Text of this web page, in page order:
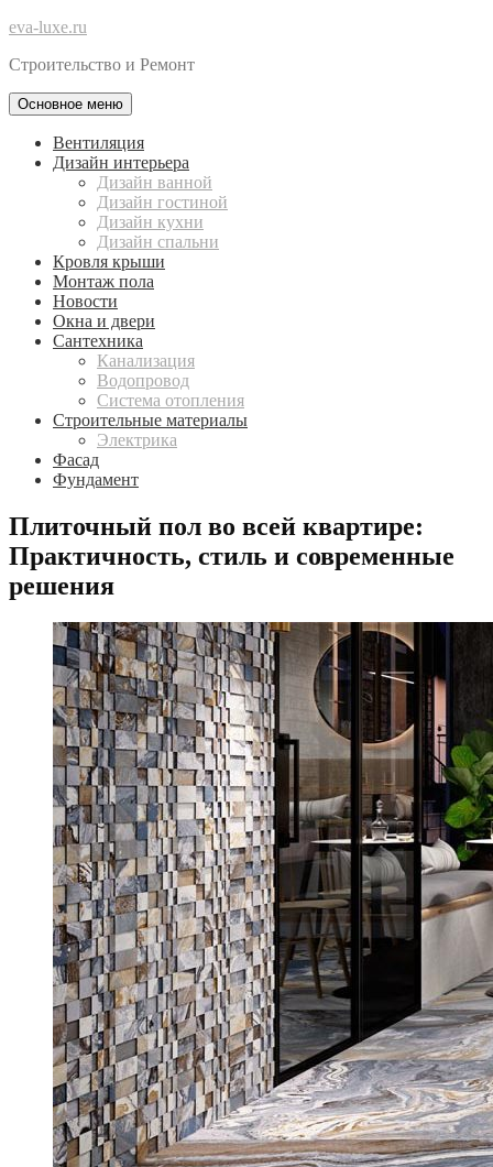
eva-luxe.ru
Строительство и Ремонт
Основное меню
Вентиляция
Дизайн интерьера
Дизайн ванной
Дизайн гостиной
Дизайн кухни
Дизайн спальни
Кровля крыши
Монтаж пола
Новости
Окна и двери
Сантехника
Канализация
Водопровод
Система отопления
Строительные материалы
Электрика
Фасад
Фундамент
Плиточный пол во всей квартире:
Практичность, стиль и современные
решения